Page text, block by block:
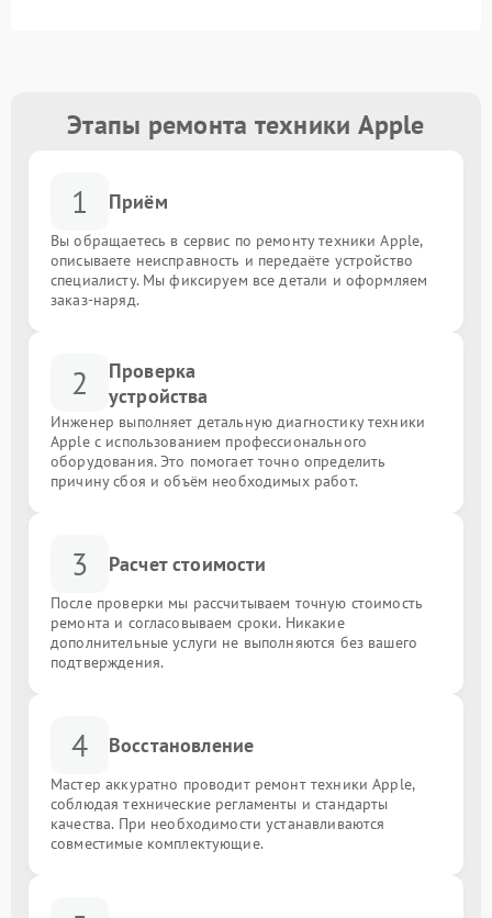
Этапы ремонта техники Apple
1 Приём
Вы обращаетесь в сервис по ремонту техники Apple,
описываете неисправность и передаёте устройство
специалисту. Мы фиксируем все детали и оформляем
заказ-наряд.
2
Проверка
устройства
Инженер выполняет детальную диагностику техники
Apple с использованием профессионального
оборудования. Это помогает точно определить
причину сбоя и объём необходимых работ.
3 Расчет стоимости
После проверки мы рассчитываем точную стоимость
ремонта и согласовываем сроки. Никакие
дополнительные услуги не выполняются без вашего
подтверждения.
4 Восстановление
Мастер аккуратно проводит ремонт техники Apple,
соблюдая технические регламенты и стандарты
качества. При необходимости устанавливаются
совместимые комплектующие.